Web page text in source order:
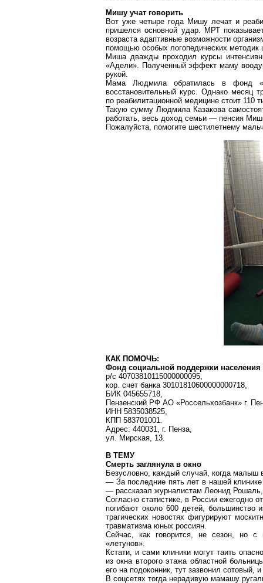
Мишу учат говорить
Вот уже четыре года Мишу лечат и
пришелся основной удар. МРТ
возраста адаптивные возможности
помощью особых логопедических методик
Миша дважды проходил курсы
«Адели». Полученный эффект маму
рукой.
Мама Людмила обратилась в фонд
восстановительный курс. Однако месяц
по реабилитационной медицине стоит 110
Такую сумму Людмила Казакова
работать, весь доход семьи — пенсия
Пожалуйста, помогите шестилетнему
КАК ПОМОЧЬ:
Фонд социальной поддержки населения
р/с 40703810115000000095,
кор. счет банка 30101810600000000718,
БИК 045655718,
Пензенский РФ АО «Россельхозбанк» г.
ИНН 5835038525,
КПП 583701001.
Адрес: 440031, г. Пенза,
ул. Мирская, 13.
В ТЕМУ
Смерть заглянула в окно
Безусловно, каждый случай, когда
— За последние пять лет в нашей
— рассказал журналистам Леонид Рошаль,
Согласно статистике, в России ежегодно
погибают около 600 детей,
трагических новостях фигурируют
травматизма юных россиян.
Сейчас, как говорится, не сезон, но с
«летунов».
Кстати, и сами клиники могут таить
из окна второго этажа областной
его на подоконник, тут зазвонил сотовый,
В соцсетях тогда нерадивую мамашу